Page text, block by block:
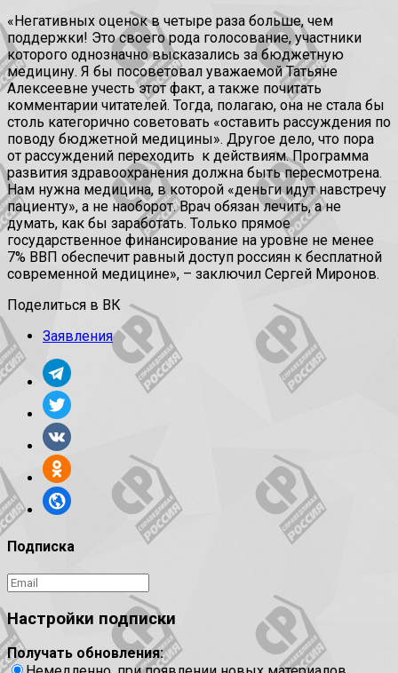
«Негативных оценок в четыре раза больше, чем
поддержки! Это своего рода голосование, участники
которого однозначно высказались за бюджетную
медицину. Я бы посоветовал уважаемой Татьяне
Алексеевне учесть этот факт, а также почитать
комментарии читателей. Тогда, полагаю, она не стала бы
столь категорично советовать «оставить рассуждения по
поводу бюджетной медицины». Другое дело, что пора
от рассуждений переходить к действиям. Программа
развития здравоохранения должна быть пересмотрена.
Нам нужна медицина, в которой «деньги идут навстречу
пациенту», а не наоборот. Врач обязан лечить, а не
думать, как бы заработать. Только прямое
государственное финансирование на уровне не менее
7% ВВП обеспечит равный доступ россиян к бесплатной
современной медицине», – заключил Сергей Миронов.
Поделиться в ВК
Заявления
Подписка
Настройки подписки
Получать обновления: